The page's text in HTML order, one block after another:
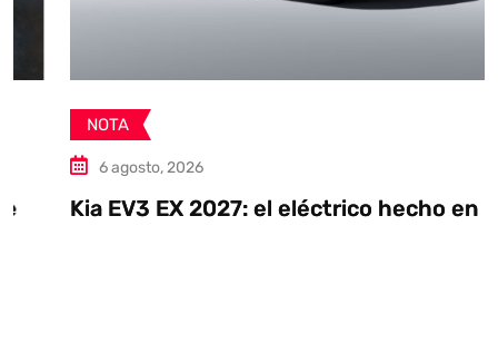
6 agosto, 2026
Kia EV3 EX 2027: el eléctrico hecho en